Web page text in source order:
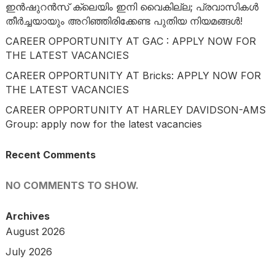
ഇൻഷുറൻസ് ക്ലെയിം ഇനി വൈകില്ല; പ്രവാസികൾ
തീർച്ചയായും അറിഞ്ഞിരിക്കേണ്ട പുതിയ നിയമങ്ങൾ!
CAREER OPPORTUNITY AT GAC : APPLY NOW FOR
THE LATEST VACANCIES
CAREER OPPORTUNITY AT Bricks: APPLY NOW FOR
THE LATEST VACANCIES
CAREER OPPORTUNITY AT HARLEY DAVIDSON-AMS
Group: apply now for the latest vacancies
Recent Comments
NO COMMENTS TO SHOW.
Archives
August 2026
July 2026